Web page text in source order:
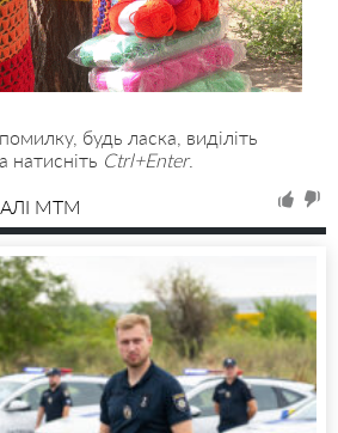
будь ласка, виділіть
натисніть Ctrl+Enter.
MTM